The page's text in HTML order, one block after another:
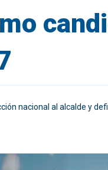
nacional al alcalde y